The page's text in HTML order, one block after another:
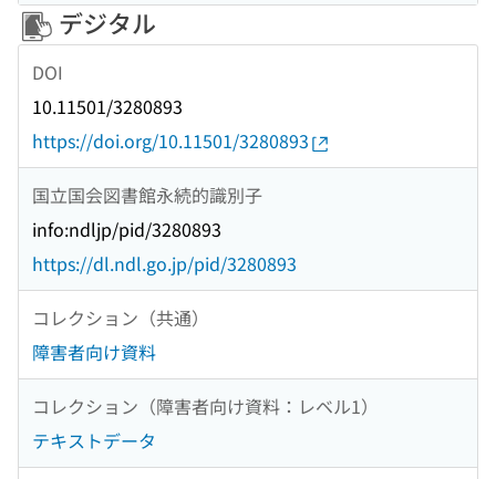
デジタル
DOI
10.11501/3280893
https://doi.org/10.11501/3280893
国立国会図書館永続的識別子
info:ndljp/pid/3280893
https://dl.ndl.go.jp/pid/3280893
コレクション（共通）
障害者向け資料
コレクション（障害者向け資料：レベル1）
テキストデータ